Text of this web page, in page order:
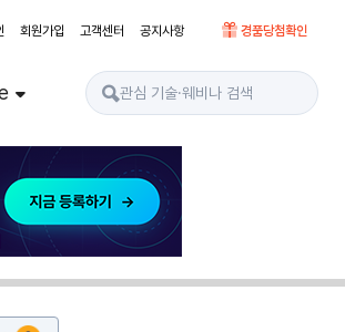
회원가입 고객센터 공지사항 경품당첨확인